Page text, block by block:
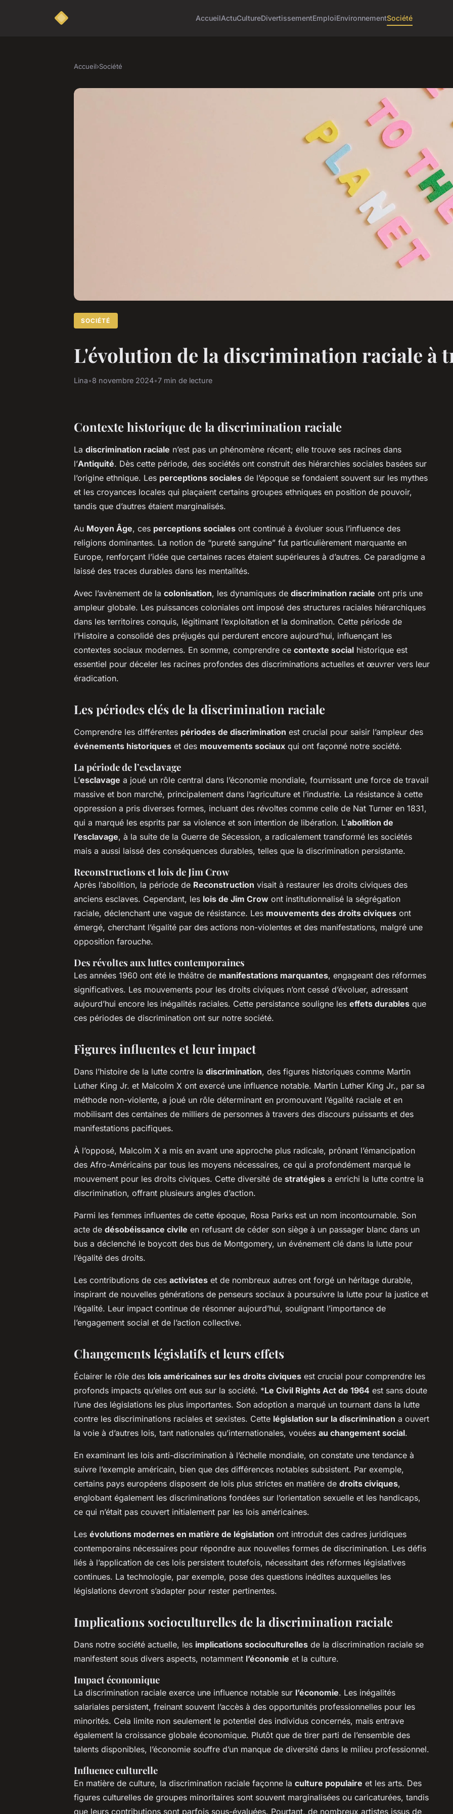
AccueilActuCultureDivertissementEmploiEnvironnementSociété
Accueil›Société
SOCIÉTÉ
L'évolution de la discrimination raciale à
Lina•8 novembre 2024•7 min de lecture
Contexte historique de la discrimination raciale
La discrimination raciale n’est pas un phénomène récent; elle trouve ses racines dans
l’Antiquité. Dès cette période, des sociétés ont construit des hiérarchies sociales basées sur
l’origine ethnique. Les perceptions sociales de l’époque se fondaient souvent sur les mythes
et les croyances locales qui plaçaient certains groupes ethniques en position de pouvoir,
tandis que d’autres étaient marginalisés.
Au Moyen Âge, ces perceptions sociales ont continué à évoluer sous l’influence des
religions dominantes. La notion de “pureté sanguine” fut particulièrement marquante en
Europe, renforçant l’idée que certaines races étaient supérieures à d’autres. Ce paradigme a
laissé des traces durables dans les mentalités.
Avec l’avènement de la colonisation, les dynamiques de discrimination raciale ont pris une
ampleur globale. Les puissances coloniales ont imposé des structures raciales hiérarchiques
dans les territoires conquis, légitimant l’exploitation et la domination. Cette période de
l’Histoire a consolidé des préjugés qui perdurent encore aujourd’hui, influençant les
contextes sociaux modernes. En somme, comprendre ce contexte social historique est
essentiel pour déceler les racines profondes des discriminations actuelles et œuvrer vers leur
éradication.
Les périodes clés de la discrimination raciale
Comprendre les différentes périodes de discrimination est crucial pour saisir l’ampleur des
événements historiques et des mouvements sociaux qui ont façonné notre société.
La période de l’esclavage
L’esclavage a joué un rôle central dans l’économie mondiale, fournissant une force de travail
massive et bon marché, principalement dans l’agriculture et l’industrie. La résistance à cette
oppression a pris diverses formes, incluant des révoltes comme celle de Nat Turner en 1831,
qui a marqué les esprits par sa violence et son intention de libération. L’abolition de
l’esclavage, à la suite de la Guerre de Sécession, a radicalement transformé les sociétés
mais a aussi laissé des conséquences durables, telles que la discrimination persistante.
Reconstructions et lois de Jim Crow
Après l’abolition, la période de Reconstruction visait à restaurer les droits civiques des
anciens esclaves. Cependant, les lois de Jim Crow ont institutionnalisé la ségrégation
raciale, déclenchant une vague de résistance. Les mouvements des droits civiques ont
émergé, cherchant l’égalité par des actions non-violentes et des manifestations, malgré une
opposition farouche.
Des révoltes aux luttes contemporaines
Les années 1960 ont été le théâtre de manifestations marquantes, engageant des réformes
significatives. Les mouvements pour les droits civiques n’ont cessé d’évoluer, adressant
aujourd’hui encore les inégalités raciales. Cette persistance souligne les effets durables que
ces périodes de discrimination ont sur notre société.
Figures influentes et leur impact
Dans l’histoire de la lutte contre la discrimination, des figures historiques comme Martin
Luther King Jr. et Malcolm X ont exercé une influence notable. Martin Luther King Jr., par sa
méthode non-violente, a joué un rôle déterminant en promouvant l’égalité raciale et en
mobilisant des centaines de milliers de personnes à travers des discours puissants et des
manifestations pacifiques.
À l’opposé, Malcolm X a mis en avant une approche plus radicale, prônant l’émancipation
des Afro-Américains par tous les moyens nécessaires, ce qui a profondément marqué le
mouvement pour les droits civiques. Cette diversité de stratégies a enrichi la lutte contre la
discrimination, offrant plusieurs angles d’action.
Parmi les femmes influentes de cette époque, Rosa Parks est un nom incontournable. Son
acte de désobéissance civile en refusant de céder son siège à un passager blanc dans un
bus a déclenché le boycott des bus de Montgomery, un événement clé dans la lutte pour
l’égalité des droits.
Les contributions de ces activistes et de nombreux autres ont forgé un héritage durable,
inspirant de nouvelles générations de penseurs sociaux à poursuivre la lutte pour la justice et
l’égalité. Leur impact continue de résonner aujourd’hui, soulignant l’importance de
l’engagement social et de l’action collective.
Changements législatifs et leurs effets
Éclairer le rôle des lois américaines sur les droits civiques est crucial pour comprendre les
profonds impacts qu’elles ont eus sur la société. *Le Civil Rights Act de 1964 est sans doute
l’une des législations les plus importantes. Son adoption a marqué un tournant dans la lutte
contre les discriminations raciales et sexistes. Cette législation sur la discrimination a ouvert
la voie à d’autres lois, tant nationales qu’internationales, vouées au changement social.
En examinant les lois anti-discrimination à l’échelle mondiale, on constate une tendance à
suivre l’exemple américain, bien que des différences notables subsistent. Par exemple,
certains pays européens disposent de lois plus strictes en matière de droits civiques,
englobant également les discriminations fondées sur l’orientation sexuelle et les handicaps,
ce qui n’était pas couvert initialement par les lois américaines.
Les évolutions modernes en matière de législation ont introduit des cadres juridiques
contemporains nécessaires pour répondre aux nouvelles formes de discrimination. Les défis
liés à l’application de ces lois persistent toutefois, nécessitant des réformes législatives
continues. La technologie, par exemple, pose des questions inédites auxquelles les
législations devront s’adapter pour rester pertinentes.
Implications socioculturelles de la discrimination raciale
Dans notre société actuelle, les implications socioculturelles de la discrimination raciale se
manifestent sous divers aspects, notamment l’économie et la culture.
Impact économique
La discrimination raciale exerce une influence notable sur l’économie. Les inégalités
salariales persistent, freinant souvent l’accès à des opportunités professionnelles pour les
minorités. Cela limite non seulement le potentiel des individus concernés, mais entrave
également la croissance globale économique. Plutôt que de tirer parti de l’ensemble des
talents disponibles, l’économie souffre d’un manque de diversité dans le milieu professionnel.
Influence culturelle
En matière de culture, la discrimination raciale façonne la culture populaire et les arts. Des
figures culturelles de groupes minoritaires sont souvent marginalisées ou caricaturées, tandis
que leurs contributions sont parfois sous-évaluées. Pourtant, de nombreux artistes issus de